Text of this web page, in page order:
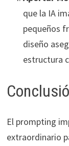
que la IA
pequeños
diseño
estructura
El prompting
extraordinario